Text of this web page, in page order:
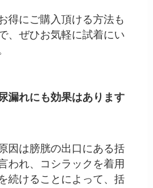
得にご購入頂ける方法も
、ぜひお気軽に試着にい
漏れにも効果はあります
因は膀胱の出口にある括
われ、コシラックを着用
続けることによって、括